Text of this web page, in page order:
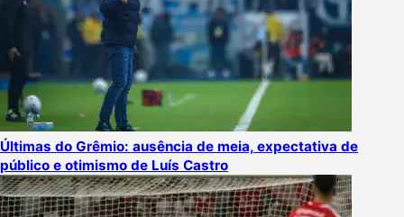
Últimas do Grêmio: ausência de meia, expectativa de
público e otimismo de Luís Castro